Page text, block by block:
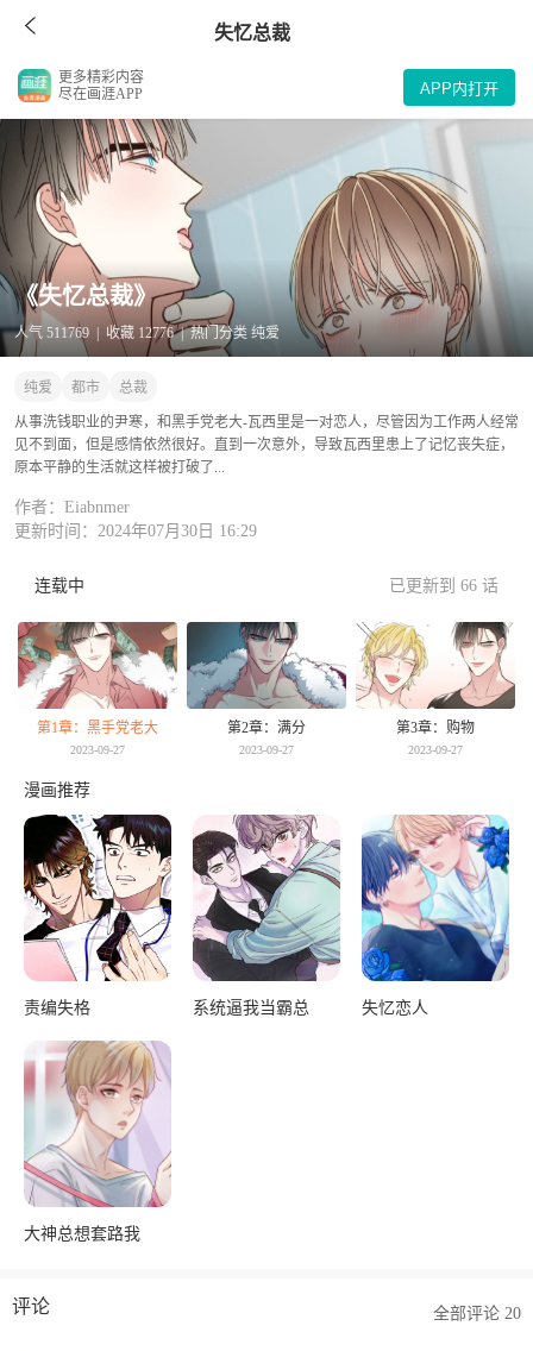
失忆总裁
更多精彩内容
尽在画涯APP
APP内打开
《失忆总裁》
人气 511769 | 收藏 12776 | 热门分类 纯爱
纯爱 都市 总裁
从事洗钱职业的尹寒，和黑手党老大-瓦西里是一对恋人，尽管因为工作两人经常
见不到面，但是感情依然很好。直到一次意外，导致瓦西里患上了记忆丧失症，
原本平静的生活就这样被打破了...
作者：Eiabnmer
更新时间：2024年07月30日 16:29
连载中 已更新到 66 话
第1章：黑手党老大
2023-09-27
第2章：满分
2023-09-27
第3章：购物
2023-09-27
漫画推荐
责编失格 系统逼我当霸总 失忆恋人
大神总想套路我
评论 全部评论 20